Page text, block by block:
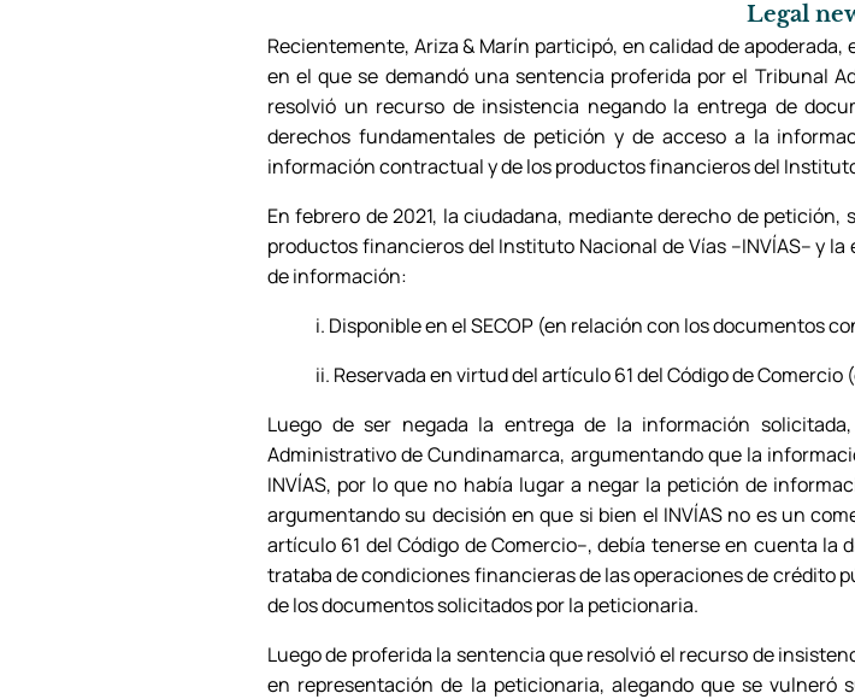
Legal
Recientemente, Ariza & Marín participó, en calidad de
en el que se demandó una sentencia proferida por el Tribunal
resolvió un recurso de insistencia negando la entrega de
derechos fundamentales de petición y de acceso a la
información contractual y de los productos financieros del
En febrero de 2021, la ciudadana, mediante derecho de
productos financieros del Instituto Nacional de Vías –INVÍAS– y
de información:
i. Disponible en el SECOP (en relación con los documentos
ii. Reservada en virtud del artículo 61 del Código de Comercio
Luego de ser negada la entrega de la información
Administrativo de Cundinamarca, argumentando que la
INVÍAS, por lo que no había lugar a negar la petición de
argumentando su decisión en que si bien el INVÍAS no es un
artículo 61 del Código de Comercio–, debía tenerse en cuenta la
trataba de condiciones financieras de las operaciones de crédito
de los documentos solicitados por la peticionaria.
Luego de proferida la sentencia que resolvió el recurso de
en representación de la peticionaria, alegando que se